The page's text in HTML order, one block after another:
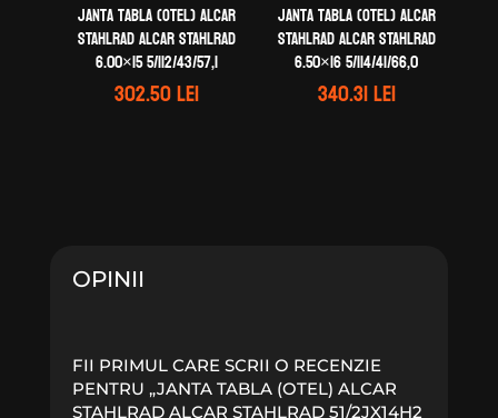
Janta tabla (otel) ALCAR
STAHLRAD ALCAR STAHLRAD
6.00×15 5/112/43/57,1
302.50lei
Janta tabla (otel) ALCAR
STAHLRAD ALCAR STAHLRAD
6.50×16 5/114/41/66,0
340.31lei
OPINII
FII PRIMUL CARE SCRII O RECENZIE
PENTRU „JANTA TABLA (OTEL) ALCAR
STAHLRAD ALCAR STAHLRAD 51/2JX14H2